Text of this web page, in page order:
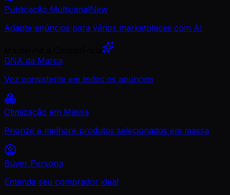
Publicação MulticanalNew
Adapte anúncios para vários marketplaces com AI
DNA da Marca
Voz consistente em todos os anúncios
Otimização em Massa
Priorize e melhore produtos selecionados em massa
Buyer Persona
Entenda seu comprador ideal